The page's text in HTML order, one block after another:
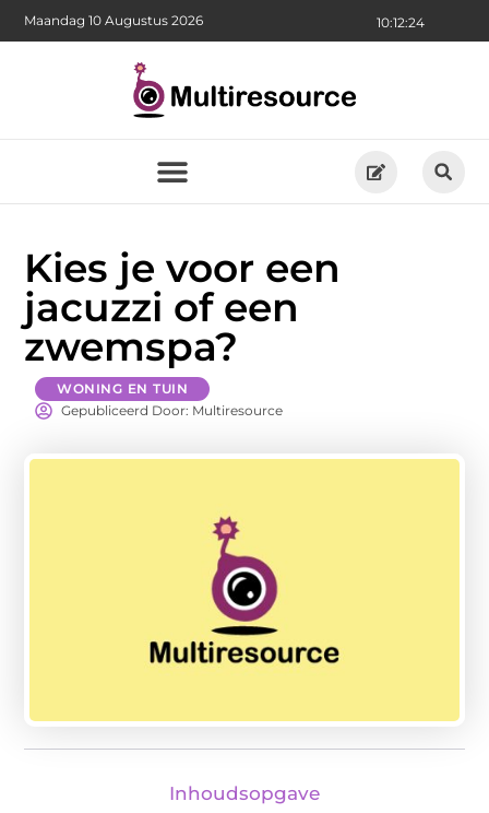
10:12:25
Maandag 10 Augustus 2026
Kies je voor een
jacuzzi of een
zwemspa?
WONING EN TUIN
Gepubliceerd Door: Multiresource
Inhoudsopgave